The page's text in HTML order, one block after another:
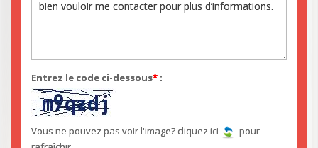
Entrez le code ci-dessous* :
Vous ne pouvez pas voir l'image? cliquez ici
pour